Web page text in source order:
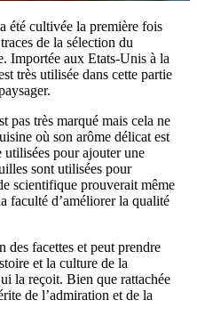
été cultivée la première fois
de la sélection du
Importée aux Etats-Unis à la
très utilisée dans cette partie
pas très marqué mais cela ne
où son arôme délicat est
pour ajouter une
sont utilisées pour
scientifique prouverait même
faculté d’améliorer la qualité
des facettes et peut prendre
et la culture de la
la reçoit. Bien que rattachée
de l’admiration et de la